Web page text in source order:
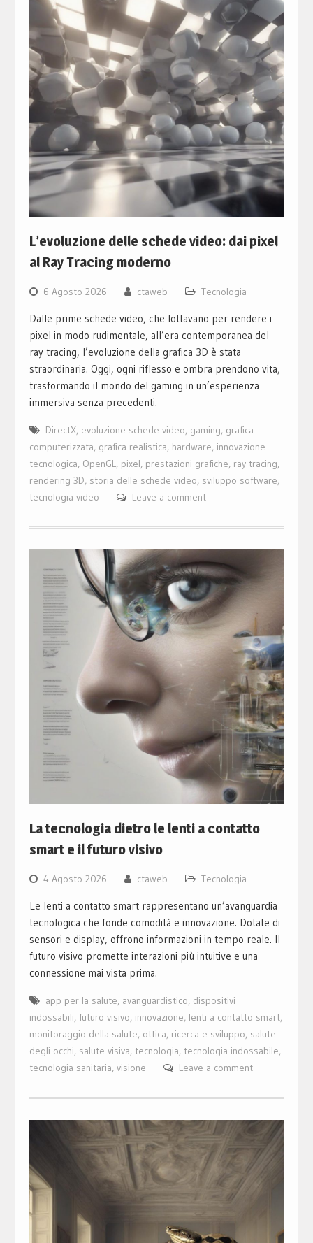
L’evoluzione delle schede video: dai pixel
al Ray Tracing moderno
6 Agosto 2026 ctaweb Tecnologia
Dalle prime schede video, che lottavano per rendere i
pixel in modo rudimentale, all’era contemporanea del
ray tracing, l’evoluzione della grafica 3D è stata
straordinaria. Oggi, ogni riflesso e ombra prendono vita,
trasformando il mondo del gaming in un’esperienza
immersiva senza precedenti.
DirectX, evoluzione schede video, gaming, grafica
computerizzata, grafica realistica, hardware, innovazione
tecnologica, OpenGL , pixel, prestazioni grafiche, ray tracing,
rendering 3D, storia delle schede video, sviluppo software,
tecnologia video
Leave a comment
La tecnologia dietro le lenti a contatto
smart e il futuro visivo
4 Agosto 2026 ctaweb Tecnologia
Le lenti a contatto smart rappresentano un’avanguardia
tecnologica che fonde comodità e innovazione. Dotate di
sensori e display, offrono informazioni in tempo reale. Il
futuro visivo promette interazioni più intuitive e una
connessione mai vista prima.
app per la salute, avanguardistico, dispositivi
indossabili, futuro visivo, innovazione, lenti a contatto smart,
monitoraggio della salute, ottica, ricerca e sviluppo, salute
degli occhi, salute visiva, tecnologia, tecnologia indossabile,
tecnologia sanitaria, visione Leave a comment